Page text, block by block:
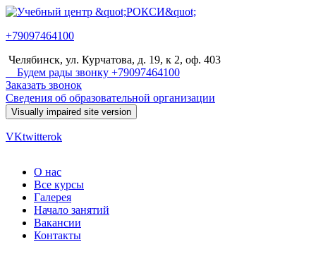
Перейти к основному содержанию
Учебный
центр
"РОКСИ"
+79097464100
Челябинск, ул. Курчатова, д. 19, к 2, оф. 403
Будем рады звонку +79097464100
Заказать звонок
Сведения об образовательной организации
VKtwitterok
Главное меню
О нас
Все курсы
Галерея
Начало занятий
Вакансии
Контакты